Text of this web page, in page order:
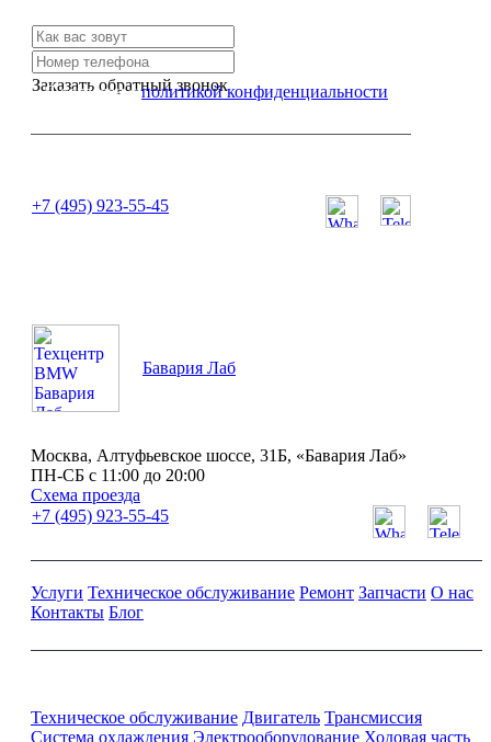
Заказать обратный звонок
Я согласен сполитикой конфиденциальности
+7 (495) 923-55-45
Бавария Лаб
Москва, Алтуфьевское шоссе, 31Б, «Бавария Лаб»
ПН-СБ с 11:00 до 20:00
Схема проезда
+7 (495) 923-55-45
Услуги Техническое обслуживание Ремонт Запчасти О нас
Контакты Блог
Техническое обслуживание Двигатель Трансмиссия
Система охлаждения Электрооборудование Ходовая часть